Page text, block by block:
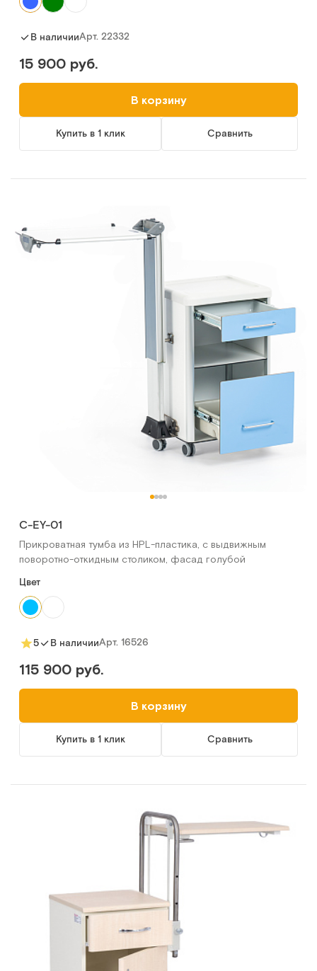
В наличииАрт. 22332
15 900 руб.
В корзину
Купить в 1 клик Сравнить
C-EY-01
Прикроватная тумба из HPL-пластика, с выдвижным
поворотно-откидным столиком, фасад голубой
Цвет
5 В наличииАрт. 16526
115 900 руб.
В корзину
Купить в 1 клик Сравнить